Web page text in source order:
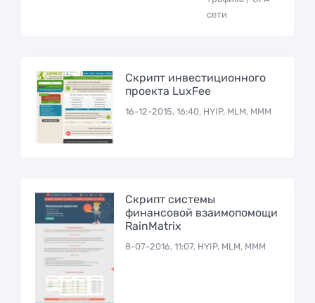
сети
Скрипт инвестиционного
проекта LuxFee
16-12-2015, 16:40, HYIP, MLM, МММ
Скрипт системы
финансовой взаимопомощи
RainMatrix
8-07-2016, 11:07, HYIP, MLM, МММ